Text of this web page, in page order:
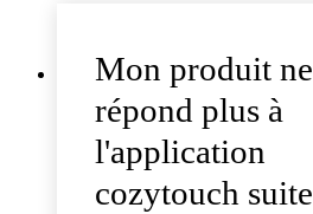
Mon produit ne
répond plus à
l'application
cozytouch suite